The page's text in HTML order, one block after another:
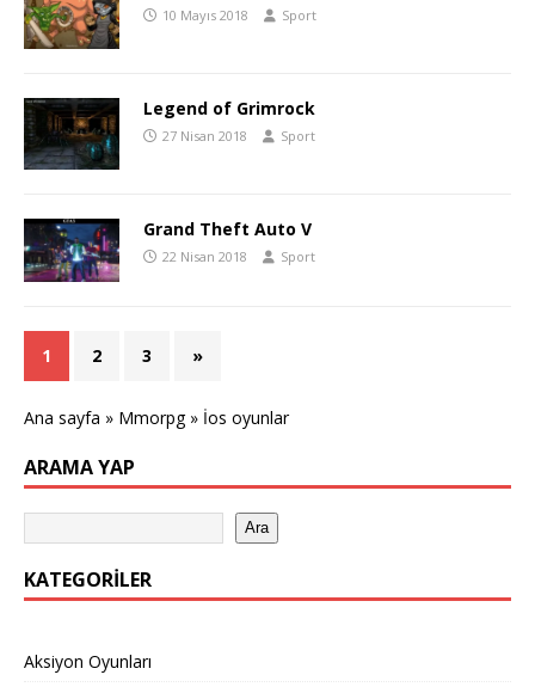
10 Mayıs 2018 Sport
Legend of Grimrock
27 Nisan 2018 Sport
Grand Theft Auto V
22 Nisan 2018 Sport
1 2 3 »
Ana sayfa » Mmorpg» İos oyunlar
ARAMA YAP
Ara
KATEGORILER
Aksiyon Oyunları